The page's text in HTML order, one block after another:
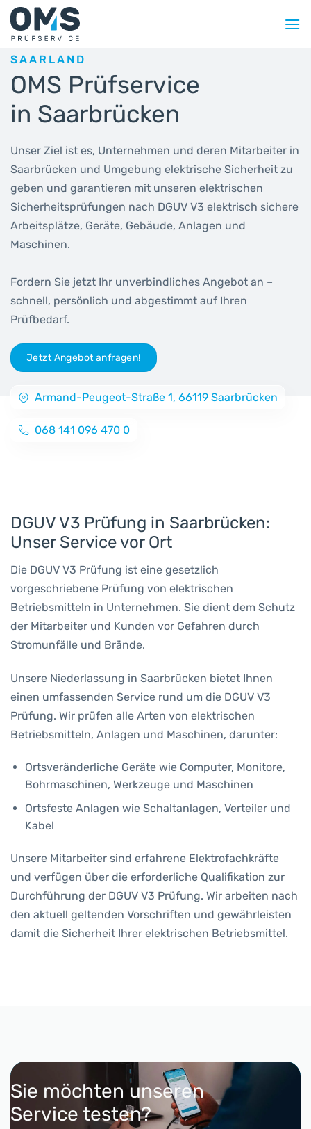
Zum
Inhalt
springen
SAARLAND
OMS Prüfservice
in Saarbrücken
Unser Ziel ist es, Unternehmen und deren Mitarbeiter in
Saarbrücken und Umgebung elektrische Sicherheit zu
geben und garantieren mit unseren elektrischen
Sicherheitsprüfungen nach DGUV V3 elektrisch sichere
Arbeitsplätze, Geräte, Gebäude, Anlagen und
Maschinen.
Fordern Sie jetzt Ihr unverbindliches Angebot an –
schnell, persönlich und abgestimmt auf Ihren
Prüfbedarf.
Jetzt Angebot anfragen!
Armand-Peugeot-Straße 1, 66119 Saarbrücken
068 141 096 470 0
DGUV V3 Prüfung in Saarbrücken:
Unser Service vor Ort
Die DGUV V3 Prüfung ist eine gesetzlich
vorgeschriebene Prüfung von elektrischen
Betriebsmitteln in Unternehmen. Sie dient dem Schutz
der Mitarbeiter und Kunden vor Gefahren durch
Stromunfälle und Brände.
Unsere Niederlassung in Saarbrücken bietet Ihnen
einen umfassenden Service rund um die DGUV V3
Prüfung. Wir prüfen alle Arten von elektrischen
Betriebsmitteln, Anlagen und Maschinen, darunter:
Ortsveränderliche Geräte wie Computer, Monitore,
Bohrmaschinen, Werkzeuge und Maschinen
Ortsfeste Anlagen wie Schaltanlagen, Verteiler und
Kabel
Unsere Mitarbeiter sind erfahrene Elektrofachkräfte
und verfügen über die erforderliche Qualifikation zur
Durchführung der DGUV V3 Prüfung. Wir arbeiten nach
den aktuell geltenden Vorschriften und gewährleisten
damit die Sicherheit Ihrer elektrischen Betriebsmittel.
Sie möchten unseren
Service testen?